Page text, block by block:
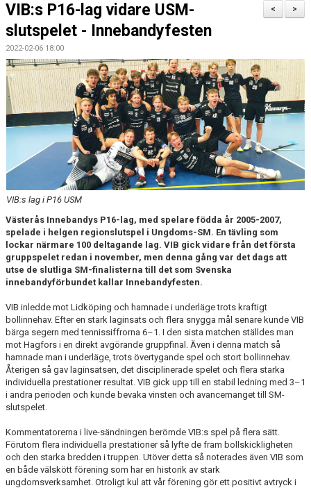
KLUBBFAKTA
POLICYS
NYHETER
FÖRMÅNER
KALENDER UNGDOM
MATCHER DAM
MATCHER HERR
TRUPPEN DAM
PLAY INNEBANDY
>
<
VIB:s P16-lag vidare USM-
slutspelet - Innebandyfesten
2022-02-06 18:00
VIB:s lag i P16 USM
Västerås Innebandys P16-lag, med spelare födda år 2005-2007,
spelade i helgen regionslutspel i Ungdoms-SM. En tävling som
lockar närmare 100 deltagande lag. VIB gick vidare från det första
gruppspelet redan i november, men denna gång var det dags att
utse de slutliga SM-finalisterna till det som Svenska
innebandyförbundet kallar Innebandyfesten.
VIB inledde mot Lidköping och hamnade i underläge trots kraftigt
bollinnehav. Efter en stark laginsats och flera snygga mål senare kunde VIB
bärga segern med tennissiffrorna 6–1. I den sista matchen ställdes man
mot Hagfors i en direkt avgörande gruppfinal. Även i denna match så
hamnade man i underläge, trots övertygande spel och stort bollinnehav.
Återigen så gav laginsatsen, det disciplinerade spelet och flera starka
individuella prestationer resultat. VIB gick upp till en stabil ledning med 3–1
i andra perioden och kunde bevaka vinsten och avancemanget till SM-
slutspelet.
Kommentatorerna i live-sändningen berömde VIB:s spel på flera sätt.
Förutom flera individuella prestationer så lyfte de fram bollskickligheten
och den starka bredden i truppen. Utöver detta så noterades även VIB som
en både välskött förening som har en historik av stark
ungdomsverksamhet. Otroligt kul att vår förening gör ett positivt avtryck i